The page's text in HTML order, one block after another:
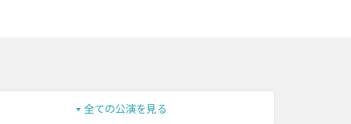
全ての公演を見る